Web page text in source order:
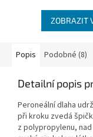
ZOBRAZIT
Popis Podobné (8)
Detailní popis
Peroneální dlaha
při kroku zvedá
z polypropylenu,